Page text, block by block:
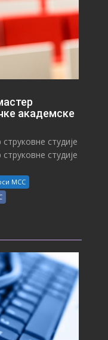
академске
студије
студије
МСС